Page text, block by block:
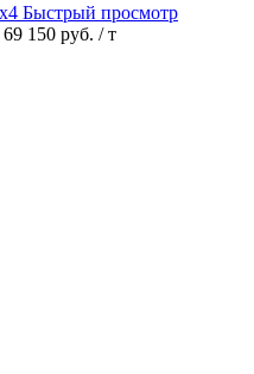
Быстрый просмотр
69 150 руб. / т